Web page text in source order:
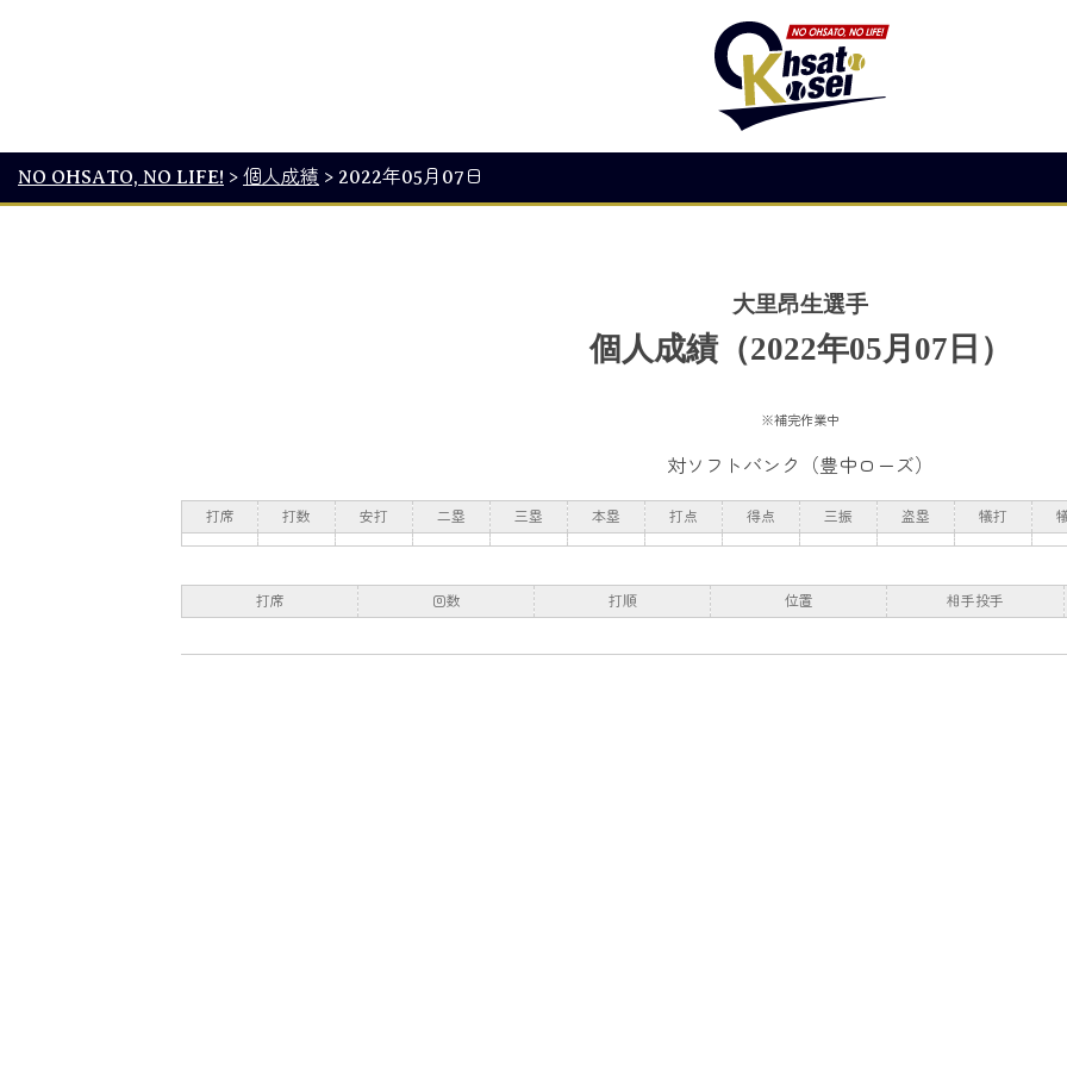
NO OHSATO, NO LIFE! > 個人成績 > 2022年05月07日
大里昂生選手
個人成績（2022年05月07日）
※補完作業中
対ソフトバンク （豊中ローズ）
打席 打数 安打 二塁 三塁 本塁 打点 得点 三振 盗塁 犠打
打席 回数 打順 位置 相手投手